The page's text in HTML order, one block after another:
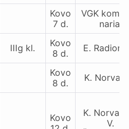
Kovo
7 d.
VGK
nariai
IIIg kl.
Kovo
8 d.
E.
Kovo
8 d.
K.
Kovo
K.
V.